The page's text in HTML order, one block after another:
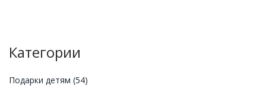
Категории
Подарки детям (54)